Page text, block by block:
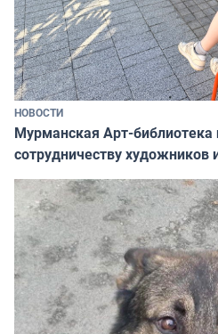
НОВОСТИ
Мурманская Арт-библиотека
сотрудничеству художников